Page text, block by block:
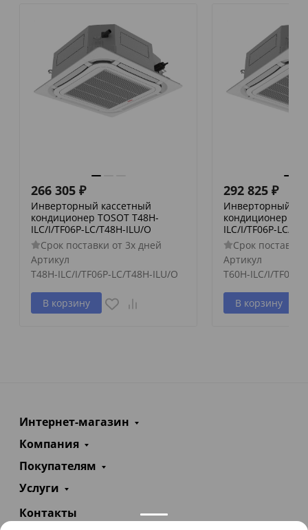
266 305 ₽
Инверторный кассетный
кондиционер TOSOT T48H-
ILC/I/TF06P-LC/T48H-ILU/O
Срок поставки от 3х дней
Артикул
T48H-ILC/I/TF06P-LC/T48H-ILU/O
В корзину
292 825 ₽
Инверторный
кондиционер
ILC/I/TF06P-LC/
Срок поставки
Артикул
T60H-ILC/I/TF06P-
В корзину
Интернет-магазин
Компания
Покупателям
Услуги
Контакты